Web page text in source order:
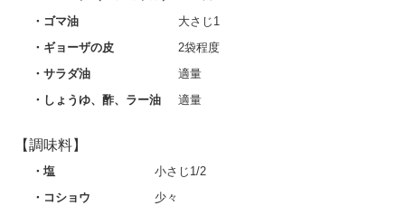
ゴマ油
大さじ1
ギョーザの皮
2袋程度
サラダ油
適量
しょうゆ、酢、ラー油
適量
【調味料】
塩
小さじ1/2
コショウ
少々